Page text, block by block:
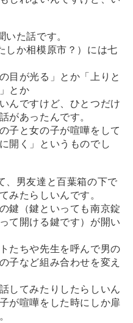
た話です。
しか相模原市？）には七
目が光る」とか「上りと
とか
んですけど、ひとつだけ
があったんです。
子と女の子が喧嘩をして
開く」というものでし
、男友達と百葉箱の下で
みたらしいんです。
鍵（鍵といっても南京錠
て開ける鍵です）が開い
たちや先生を呼んで男の
子など組み合わせを変え
してみたりしたらしいん
が喧嘩をした時にしか扉